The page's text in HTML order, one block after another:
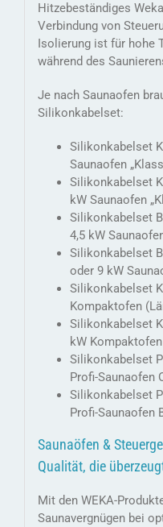
Hitzebeständiges
Verbindung von
Isolierung ist für hohe
während des
Je nach Saunaofen
Silikonkabelset:
Silikonkabelset
Saunaofen
Silikonkabelset
kW Saunaofen
Silikonkabelset
4,5 kW
Silikonkabelset
oder 9 kW
Silikonkabelset
Kompaktofen
Silikonkabelset
kW
Silikonkabelset
Profi-Saunaofen
Silikonkabelset
Profi-Saunaofen
Saunaöfen &
Qualität, die
Mit den WEKA-
Saunavergnügen bei